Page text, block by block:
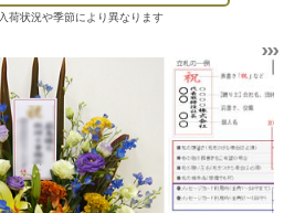
荷状況や季節により異なります